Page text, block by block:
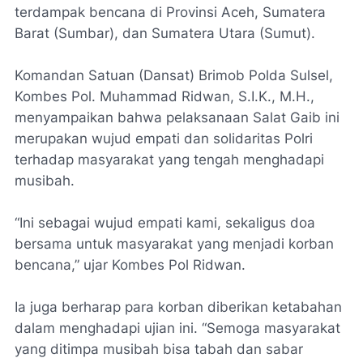
terdampak bencana di Provinsi Aceh, Sumatera
Barat (Sumbar), dan Sumatera Utara (Sumut).
Komandan Satuan (Dansat) Brimob Polda Sulsel,
Kombes Pol. Muhammad Ridwan, S.I.K., M.H.,
menyampaikan bahwa pelaksanaan Salat Gaib ini
merupakan wujud empati dan solidaritas Polri
terhadap masyarakat yang tengah menghadapi
musibah.
“Ini sebagai wujud empati kami, sekaligus doa
bersama untuk masyarakat yang menjadi korban
bencana,” ujar Kombes Pol Ridwan.
Ia juga berharap para korban diberikan ketabahan
dalam menghadapi ujian ini. “Semoga masyarakat
yang ditimpa musibah bisa tabah dan sabar